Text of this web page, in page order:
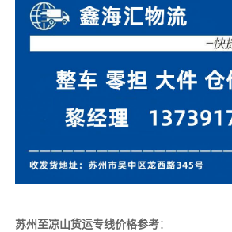
苏州至凉山货运专线价格参考：